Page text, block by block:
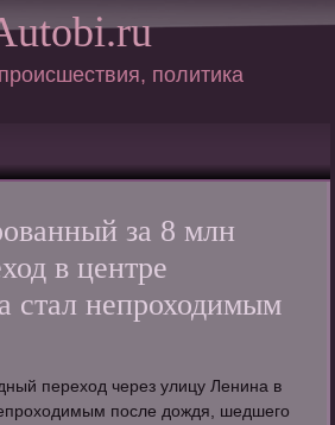
политика
за 8 млн
в центре
стал непроходимым
переход через улицу Ленина в
после дождя, шедшего